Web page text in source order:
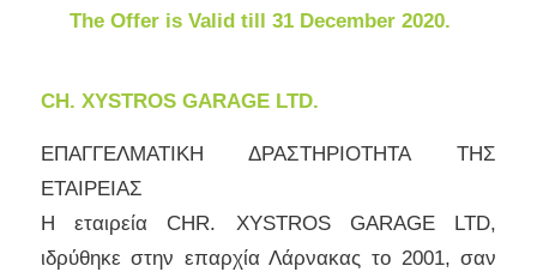
The Offer is Valid till 31 December 2020.
CH. XYSTROS GARAGE LTD.
ΕΠΑΓΓΕΛΜΑΤΙΚΗ ΔΡΑΣΤΗΡΙΟΤΗΤΑ ΤΗΣ
ΕΤΑΙΡΕΙΑΣ
Η εταιρεία CHR. XYSTROS GARAGE LTD,
ιδρύθηκε στην επαρχία Λάρνακας το 2001, σαν